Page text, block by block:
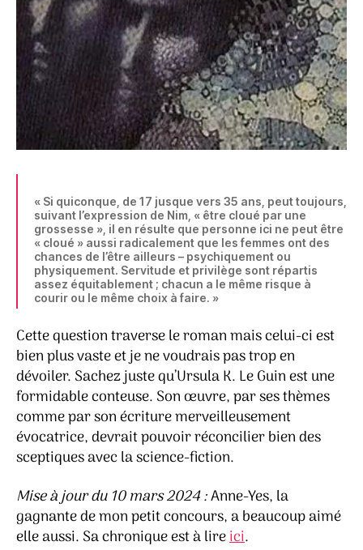
« Si quiconque, de 17 jusque vers 35 ans, peut toujours,
suivant l’expression de Nim, « être cloué par une
grossesse », il en résulte que personne ici ne peut être
« cloué » aussi radicalement que les femmes ont des
chances de l’être ailleurs – psychiquement ou
physiquement. Servitude et privilège sont répartis
assez équitablement ; chacun a le même risque à
courir ou le même choix à faire. »
Cette question traverse le roman mais celui-ci est
bien plus vaste et je ne voudrais pas trop en
dévoiler. Sachez juste qu’Ursula K. Le Guin est une
formidable conteuse. Son œuvre, par ses thèmes
comme par son écriture merveilleusement
évocatrice, devrait pouvoir réconcilier bien des
sceptiques avec la science-fiction.
Mise à jour du 10 mars 2024 :Anne-Yes, la
gagnante de mon petit concours, a beaucoup aimé
elle aussi. Sa chronique est à lireici.